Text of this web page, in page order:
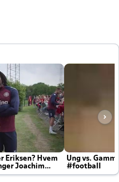
Eriksen? Hvem
Joachim
Ung vs.
#football